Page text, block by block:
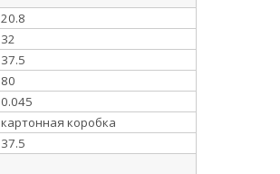
20.8
32
37.5
80
0.045
картонная коробка
37.5